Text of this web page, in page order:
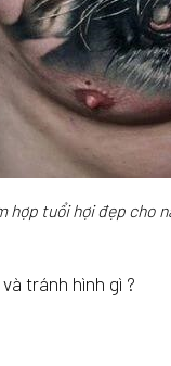
hợp tuổi hợi đẹp cho
tránh hình gì ?